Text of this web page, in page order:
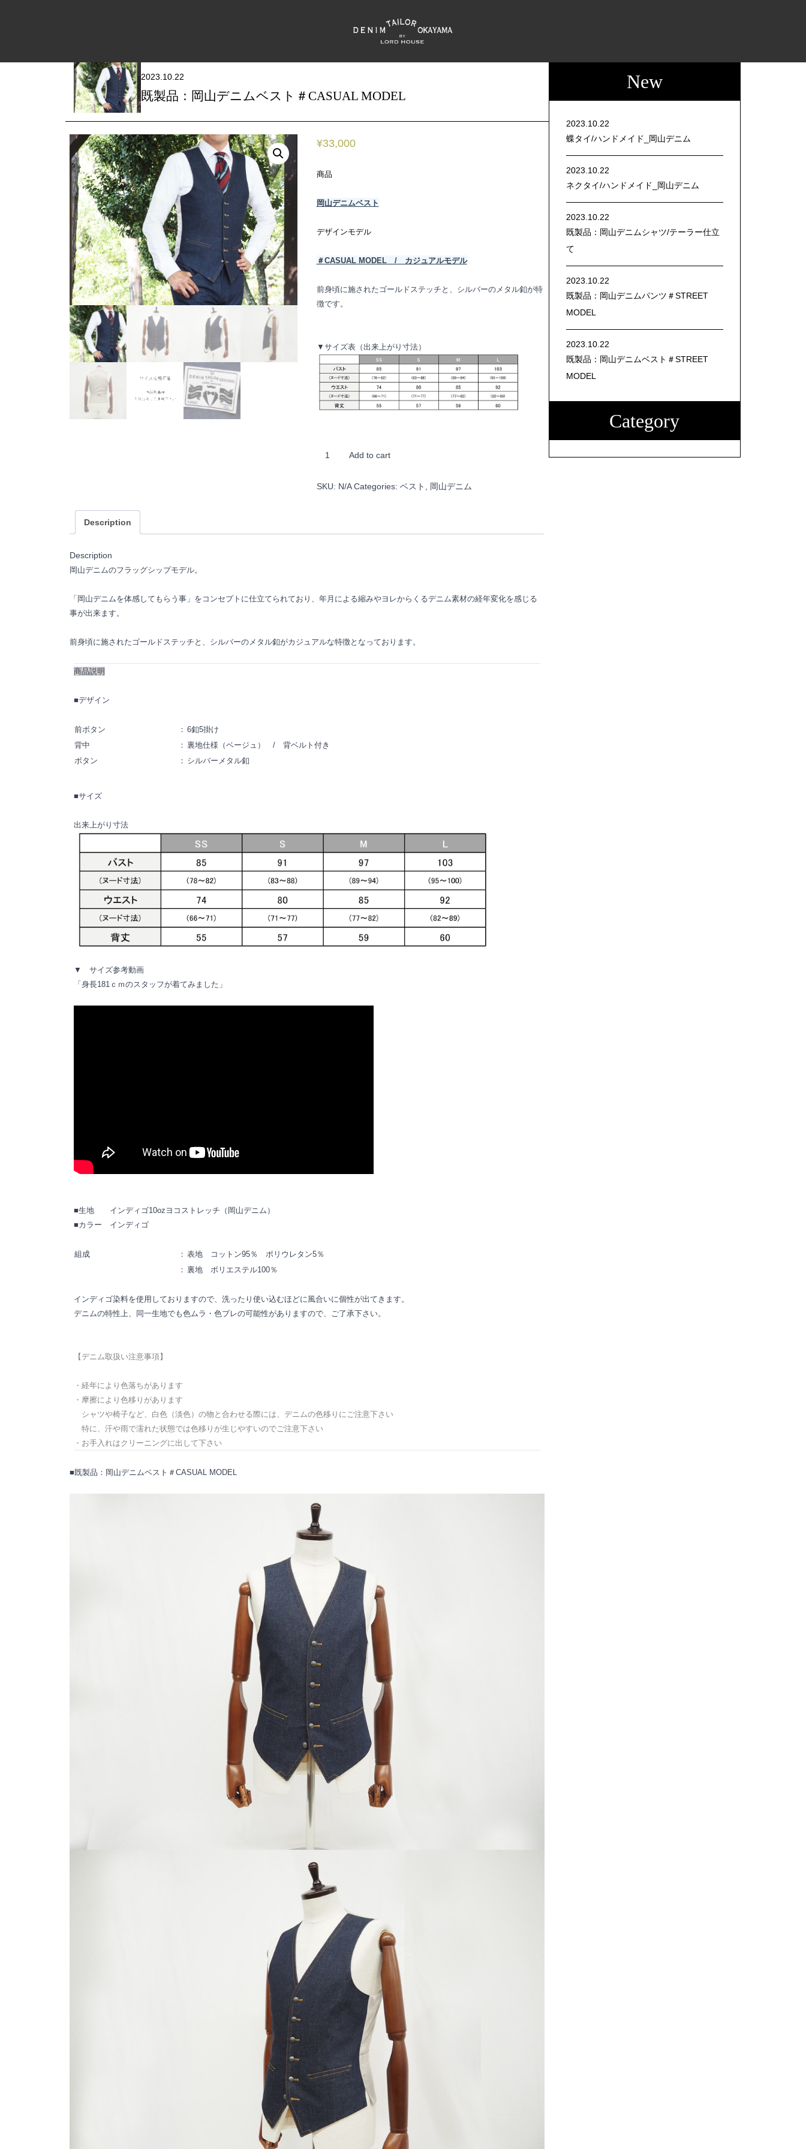
2023.10.22
既製品：岡山デニムベスト＃CASUAL MODEL
¥33,000
商品
岡 山デニムベスト
デザインモデル
＃CASUAL MODEL / カジュアルモデル
前身頃に施されたゴールドステッチと、シルバーのメタル釦が特
徴です。
▼サイズ表（出来上がり寸法）
品：
ト
MODEL
Add to cart
SKU: N/A Categories: ベスト 岡山デニム
Description
Description
岡山デニムのフラッグシップモデル。
「岡山デニムを体感してもらう事」をコンセプトに仕立てられており、年月による縮みやヨレからくるデニム素材の経年変化を感じる
事が出来ます。
前身頃に施されたゴールドステッチと、シルバーのメタル釦がカジュアルな特徴となっております。
商品説明
■デザイン
前ボタン ： 6釦5掛け
背中
： 裏地仕様（ベージュ） / 背ベルト付き
ボタン
： シルバーメタル釦
■サイズ
出来上がり寸法
▼ サイズ参考動画
「身長181ｃｍのスタッフが着てみました」
■生地 インディゴ10ozヨコストレッチ（岡山デニム）
■カラー インディゴ
組成 ： 表地 コットン95％ ポリウレタン5％
： 裏地 ポリエステル100％
インディゴ染料を使用しておりますので、洗ったり使い込むほどに風合いに個性が出てきます。
デニムの特性上、同一生地でも色ムラ・色ブレの可能性がありますので、ご了承下さい。
【デニム取扱い注意事項】
・経年により色落ちがあります
・摩擦により色移りがあります
シャツや椅子など、白色（淡色）の物と合わせる際には、デニムの色移りにご注意下さい
特に、汗や雨で濡れた状態では色移りが生じやすいのでご注意下さい
・お手入れはクリーニングに出して下さい
■既製品：岡山デニムベスト＃CASUAL MODEL
New
2023.10.22
蝶タイ/ハンドメイド_岡山デニム
2023.10.22
ネクタイ/ハンドメイド_岡山デニム
2023.10.22
既製品：岡山デニムシャツ/テーラー仕立
て
2023.10.22
既製品：岡山デニムパンツ＃STREET
MODEL
2023.10.22
既製品：岡山デニムベスト＃STREET
MODEL
Category